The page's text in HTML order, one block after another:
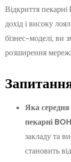
Відкриття пекарні
дохід і високу
бізнес-моделі, ви
розширення
Яка середня
пекарні
закладу та
становить